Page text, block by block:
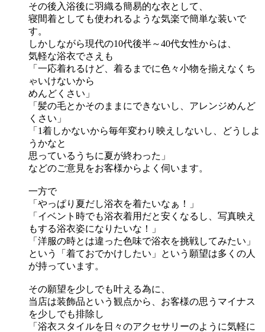
その後入浴後に羽織る簡易的な衣として、
寝間着としても使われるような気楽で簡単な装いで
す。
しかしながら現代の10代後半～40代女性からは、
気軽な浴衣でさえも
「一応着れるけど、着るまでに色々小物を揃えなくち
ゃいけないから
めんどくさい」
「髪の毛とかそのままにできないし、アレンジめんど
くさい」
「1着しかないから毎年変わり映えしないし、どうしよ
うかなと
思っているうちに夏が終わった」
などのご意見をお客様からよく伺います。
一方で
「やっぱり夏だし浴衣を着たいなぁ！」
「イベント時でも浴衣着用だと安くなるし、写真映え
もする浴衣姿になりたいな！」
「洋服の時とは違った色味で浴衣を挑戦してみたい」
という「着ておでかけしたい」という願望は多くの人
が持っています。
その願望を少しでも叶える為に、
当店は装飾品という観点から、お客様の思うマイナス
を少しでも排除し
「浴衣スタイルを日々のアクセサリーのように気軽に